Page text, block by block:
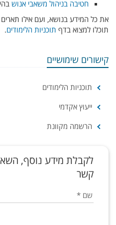
חטיבה בניהול משאבי אנוש בהיקף
את כל המידע בנושא, ועם אילו
תוכלו למצוא בדף תוכניות הלימודים.
קישורים שימושיים
תוכניות הלימודים
ייעוץ אקדמי
הרשמה מקוונת
לקבלת מידע נוסף,
קשר
שם *